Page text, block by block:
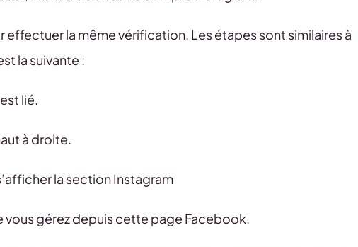
effectuer la même vérification. Les étapes sont similaires à
la suivante :
lié.
à droite.
la section Instagram
vous gérez depuis cette page Facebook.